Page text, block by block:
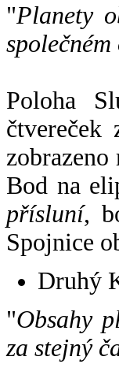
"Planety
Poloha
čtvereček
Bod na
přísluní,
Spojnice
Druhý
"Obsahy
za stejný